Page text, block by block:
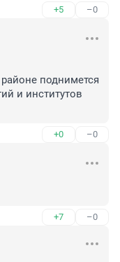
+5 –0
поднимется
и институтов
+0 –0
+7 –0